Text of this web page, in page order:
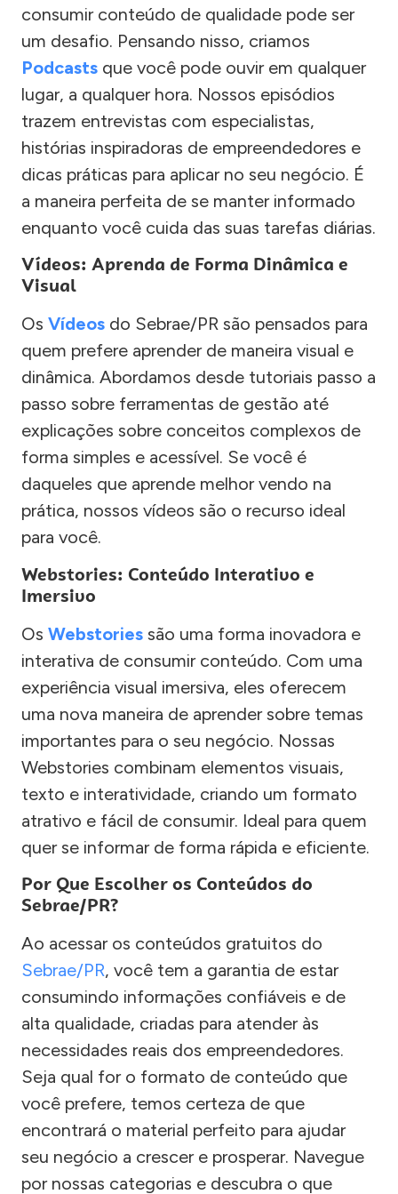
consumir conteúdo de qualidade pode ser
um desafio. Pensando nisso, criamos
Podcasts que você pode ouvir em qualquer
lugar, a qualquer hora. Nossos episódios
trazem entrevistas com especialistas,
histórias inspiradoras de empreendedores e
dicas práticas para aplicar no seu negócio. É
a maneira perfeita de se manter informado
enquanto você cuida das suas tarefas diárias.
Vídeos: Aprenda de Forma Dinâmica e
Visual
Os Vídeos do Sebrae/PR são pensados para
quem prefere aprender de maneira visual e
dinâmica. Abordamos desde tutoriais passo a
passo sobre ferramentas de gestão até
explicações sobre conceitos complexos de
forma simples e acessível. Se você é
daqueles que aprende melhor vendo na
prática, nossos vídeos são o recurso ideal
para você.
Webstories: Conteúdo Interativo e
Imersivo
Os Webstories são uma forma inovadora e
interativa de consumir conteúdo. Com uma
experiência visual imersiva, eles oferecem
uma nova maneira de aprender sobre temas
importantes para o seu negócio. Nossas
Webstories combinam elementos visuais,
texto e interatividade, criando um formato
atrativo e fácil de consumir. Ideal para quem
quer se informar de forma rápida e eficiente.
Por Que Escolher os Conteúdos do
Sebrae/PR?
Ao acessar os conteúdos gratuitos do
Sebrae/PR, você tem a garantia de estar
consumindo informações confiáveis e de
alta qualidade, criadas para atender às
necessidades reais dos empreendedores.
Seja qual for o formato de conteúdo que
você prefere, temos certeza de que
encontrará o material perfeito para ajudar
seu negócio a crescer e prosperar. Navegue
por nossas categorias e descubra o que